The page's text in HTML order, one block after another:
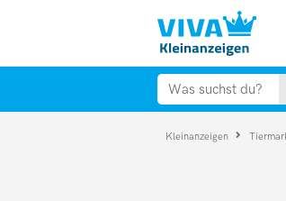
Kleinanzeigen